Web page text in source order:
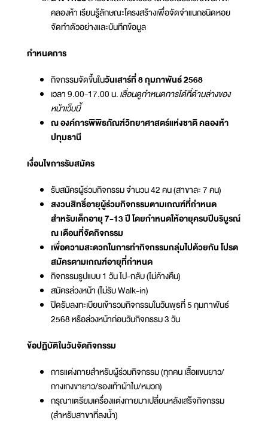
คลองห้า เรียนรู้ลักษณะโครงสร้างเพื่อจัดจำแนกชนิดหอย
จัดทำตัวอย่างและบันทึกข้อมูล
กำหนดการ
กิจกรรมจัดขึ้นในวันเสาร์ที่ 8 กุมภาพันธ์ 2568
เวลา 9.00-17.00 น.เลื่อนดูกำหนดการได้ที่ด้านล่างของ
หน้าเว็บนี้
ณ องค์การพิพิธภัณฑ์วิทยาศาสตร์แห่งชาติ คลองห้า
ปทุมธานี
เงื่อนไขการรับสมัคร
รับสมัครผู้ร่วมกิจกรรม จำนวน 42 คน (สาขาละ 7 คน)
สงวนสิทธิ์อายุผู้ร่วมกิจกรรมตามเกณฑ์ที่กำหนด
สำหรับเด็กอายุ 7-13 ปี โดยกำหนดให้อายุครบปีบริบูรณ์
ณ เดือนที่จัดกิจกรรม
เพื่อความสะดวกในการทำกิจกรรมกลุ่มไปด้วยกัน โปรด
สมัครตามเกณฑ์อายุที่กำหนด
กิจกรรมรูปแบบ 1 วัน ไป-กลับ (ไม่ค้างคืน)
สมัครล่วงหน้า (ไม่รับ Walk-in)
ปิดรับลงทะเบียนเข้ารวมกิจกรรมในวันพุธที่ 5 กุมภาพันธ์
2568 หรือล่วงหน้าก่อนวันกิจกรรม 3 วัน
ข้อปฏิบัติในวันจัดกิจกรรม
การแต่งกายสำหรับผู้ร่วมกิจกรรม (ทุกคน เสื้อแขนยาว/
กางเกงขายาว/รองเท้าผ้าใบ/หมวก)
กรุณาเตรียมเครื่องแต่งกายมาเปลี่ยนหลังเสร็จกิจกรรม
(สำหรับสาขาที่ลงน้ำ)